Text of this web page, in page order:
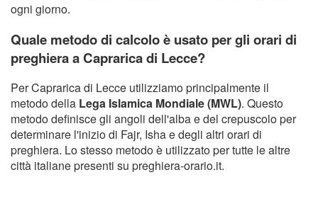
ogni giorno.
Quale metodo di calcolo è usato per gli orari di
preghiera a Caprarica di Lecce?
Per Caprarica di Lecce utilizziamo principalmente il
metodo della Lega Islamica Mondiale (MWL). Questo
metodo definisce gli angoli dell'alba e del crepuscolo per
determinare l'inizio di Fajr, Isha e degli altri orari di
preghiera. Lo stesso metodo è utilizzato per tutte le altre
città italiane presenti su preghiera-orario.it.